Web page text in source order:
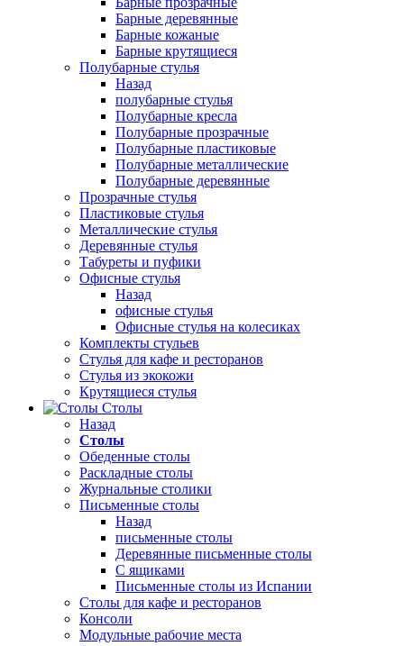
Барные деревянные
Барные кожаные
Барные крутящиеся
Полубарные стулья
Назад
полубарные стулья
Полубарные кресла
Полубарные прозрачные
Полубарные пластиковые
Полубарные металлические
Полубарные деревянные
Прозрачные стулья
Пластиковые стулья
Металлические стулья
Деревянные стулья
Табуреты и пуфики
Офисные стулья
Назад
офисные стулья
Офисные стулья на колесиках
Комплекты стульев
Стулья для кафе и ресторанов
Стулья из экокожи
Крутящиеся стулья
Столы
Назад
Столы
Обеденные столы
Раскладные столы
Журнальные столики
Письменные столы
Назад
письменные столы
Деревянные письменные столы
С ящиками
Письменные столы из Испании
Столы для кафе и ресторанов
Консоли
Модульные рабочие места